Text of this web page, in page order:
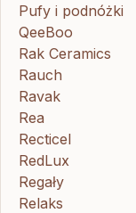
Pufy i podnóżki
QeeBoo
Rak Ceramics
Rauch
Ravak
Rea
Recticel
RedLux
Regały
Relaks